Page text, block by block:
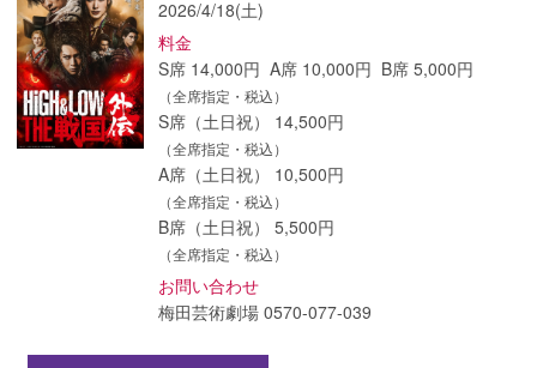
2026/4/18(土)
料金
S席 14,000円 A席 10,000円 B席 5,000円
（全席指定・税込）
S席（土日祝） 14,500円
（全席指定・税込）
A席（土日祝） 10,500円
（全席指定・税込）
B席（土日祝） 5,500円
（全席指定・税込）
お問い合わせ
梅田芸術劇場 0570-077-039